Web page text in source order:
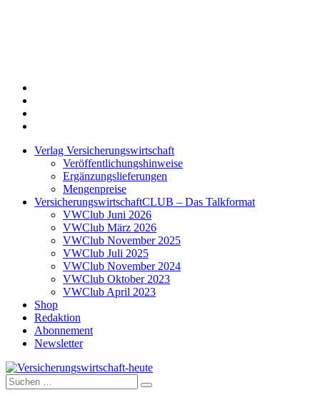
Verlag Versicherungswirtschaft
Veröffentlichungshinweise
Ergänzungslieferungen
Mengenpreise
VersicherungswirtschaftCLUB – Das Talkformat
VWClub Juni 2026
VWClub März 2026
VWClub November 2025
VWClub Juli 2025
VWClub November 2024
VWClub Oktober 2023
VWClub April 2023
Shop
Redaktion
Abonnement
Newsletter
Versicherungswirtschaft-heute
Suche
nach: